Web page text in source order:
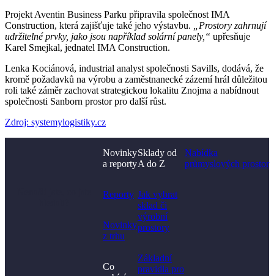
Projekt Aventin Business Parku připravila společnost IMA
Construction, která zajišťuje také jeho výstavbu.
„Prostory zahrnují
udržitelné prvky, jako jsou například solární panely,“ upřesňuje
Karel Smejkal, jednatel IMA Construction.
Lenka Kociánová, industrial analyst společnosti Savills, dodává, že
kromě požadavků na výrobu a zaměstnanecké zázemí hrál důležitou
roli také záměr zachovat strategickou lokalitu Znojma a nabídnout
společnosti Sanborn prostor pro další růst.
Zdroj: systemylogistiky.cz
Novinky
a reporty
Reporty
Novinky
z trhu
Co
Sklady od
A do Z
Jak vybrat
sklad či
výrobní
prostory​
Základní
pravidla pro
Nabídka
průmyslových prostor